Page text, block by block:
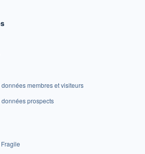
membres et visiteurs
prospects